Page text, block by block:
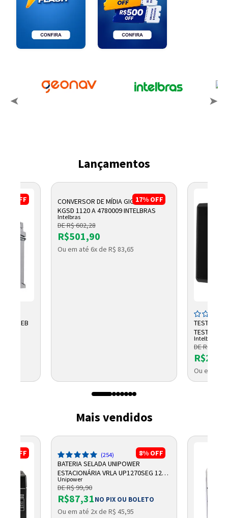
Lançamentos
OFF
45AH EB
17% OFF
CONVERSOR DE MÍDIA GIGABIT WDM
KGSD 1120 A 4780009 INTELBRAS
Intelbras
DE R$ 602,28
R$501,90
Ou em até 6x de R$ 83,65
TESTADOR
TESTER
Intelbras
DE R$
Ou em até
Mais vendidos
OFF 8% OFF
(254)
BATERIA SELADA UNIPOWER
ESTACIONÁRIA VRLA UP1270SEG 12V
7AH F187
Unipower
DE R$ 99,90
R$87,31NO PIX OU BOLETO
Ou em até 2x de R$ 45,95